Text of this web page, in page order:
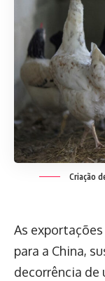
Criação
As
para a China,
decorrência de